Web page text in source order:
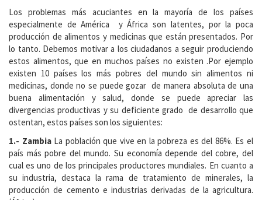
Los problemas más acuciantes en la mayoría de los países
especialmente de América y África son latentes, por la poca
producción de alimentos y medicinas que están presentados. Por
lo tanto. Debemos motivar a los ciudadanos a seguir produciendo
estos alimentos, que en muchos países no existen .Por ejemplo
existen 10 países los más pobres del mundo sin alimentos ni
medicinas, donde no se puede gozar de manera absoluta de una
buena alimentación y salud, donde se puede apreciar las
divergencias productivas y su deficiente grado de desarrollo que
ostentan, estos países son los siguientes:
1.- Zambia La población que vive en la pobreza es del 86%. Es el
país más pobre del mundo. Su economía depende del cobre, del
cual es uno de los principales productores mundiales. En cuanto a
su industria, destaca la rama de tratamiento de minerales, la
producción de cemento e industrias derivadas de la agricultura.